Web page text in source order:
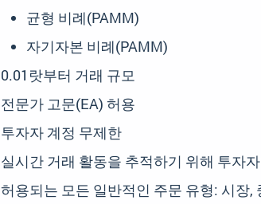
균형 비례(PAMM)
자기자본 비례(PAMM)
0.01랏부터 거래 규모
전문가 고문(EA) 허용
투자자 계정 무제한
실시간 거래 활동을 추적하기 위해 투자
허용되는 모든 일반적인 주문 유형: 시장,